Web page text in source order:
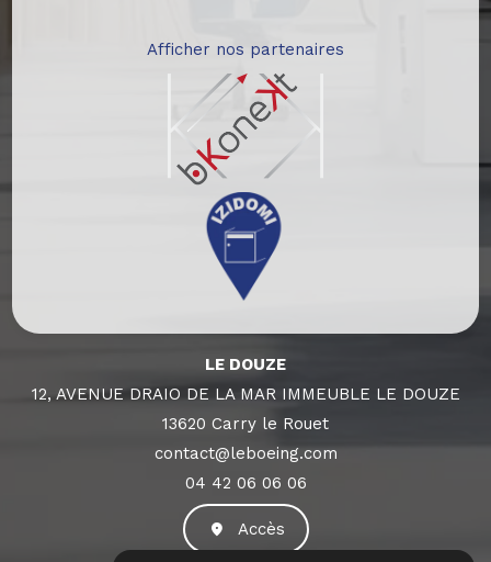
Afficher nos partenaires
LE DOUZE
12, AVENUE DRAIO DE LA MAR IMMEUBLE LE DOUZE
13620 Carry le Rouet
contact@leboeing.com
04 42 06 06 06
Accès